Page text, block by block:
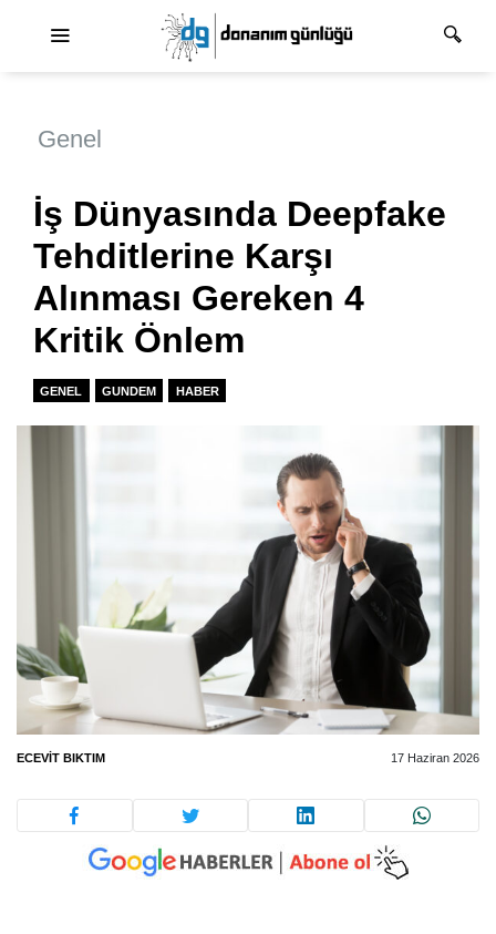
Genel
İş Dünyasında Deepfake
Tehditlerine Karşı
Alınması Gereken 4
Kritik Önlem
GENEL GUNDEM HABER
ECEVIT BIKTIM 17 Haziran 2026